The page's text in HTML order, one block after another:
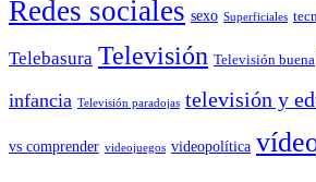
Redes sociales sexo Superficiales
Telebasura Televisión Televisión buena
infancia Televisión paradojas televisión y
vs comprender videojuegos videopolítica